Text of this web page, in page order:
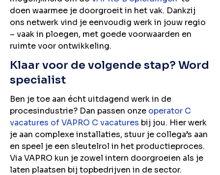
doen waarmee je doorgroeit in het vak. Dankzij
ons netwerk vind je eenvoudig werk in jouw regio
– vaak in ploegen, met goede voorwaarden en
ruimte voor ontwikkeling.
Klaar voor de volgende stap? Word
specialist
Ben je toe aan écht uitdagend werk in de
procesindustrie? Dan passen onze operator C
vacatures of VAPRO C vacatures bij jou. Hier werk
je aan complexe installaties, stuur je collega’s aan
en speel je een sleutelrol in het productieproces.
Via VAPRO kun je zowel intern doorgroeien als je
laten plaatsen bij topbedrijven in de sector.